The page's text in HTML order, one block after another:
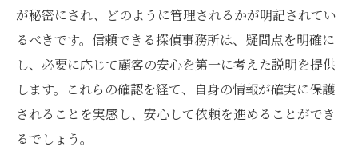
が秘密にされ、どのように管理されるかが明記されてい
るべきです。信頼できる探偵事務所は、疑問点を明確に
し、必要に応じて顧客の安心を第一に考えた説明を提供
します。これらの確認を経て、自身の情報が確実に保護
されることを実感し、安心して依頼を進めることができ
るでしょう。